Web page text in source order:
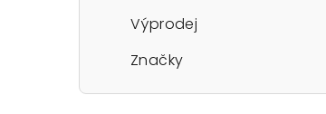
Výprodej
Značky